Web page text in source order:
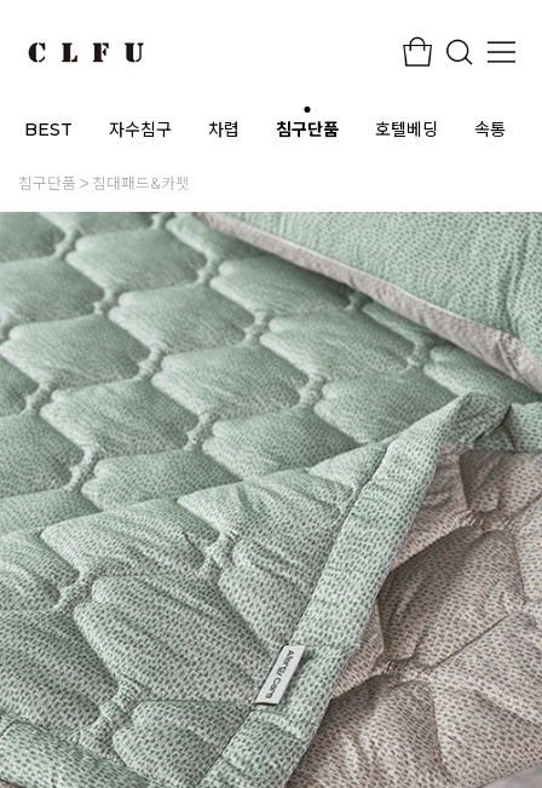
BEST 자수침구 차렵 침구단품 호텔베딩 속통
침구단품 침대패드&카펫